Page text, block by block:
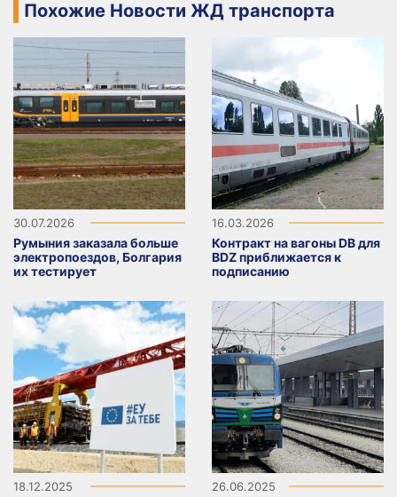
Похожие Новости ЖД транспорта
30.07.2026
Румыния заказала больше
электропоездов, Болгария
их тестирует
16.03.2026
Контракт на вагоны DB для
BDZ приближается к
подписанию
18.12.2025 26.06.2025